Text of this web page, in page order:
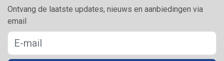
Ontvang de laatste updates, nieuws en aanbiedingen via
email